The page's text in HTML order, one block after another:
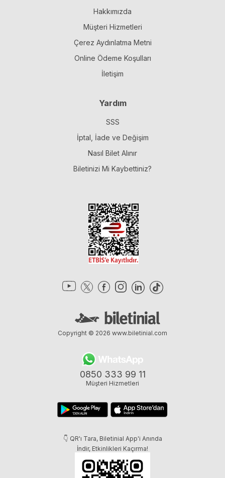
Hakkımızda
Müşteri Hizmetleri
Çerez Aydınlatma Metni
Online Ödeme Koşulları
İletişim
Yardım
SSS
İptal, İade ve Değişim
Nasıl Bilet Alınır
Biletinizi Mi Kaybettiniz?
0850 333 99 11
Müşteri Hizmetleri
👇 QR'ı Tara, Biletinial App'i Anında
İndir, Etkinlikleri Kaçırma!
Copyright © 2026 www.biletinial.com